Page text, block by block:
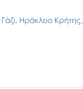
Γάζι, Ηράκλειο Κρήτης.